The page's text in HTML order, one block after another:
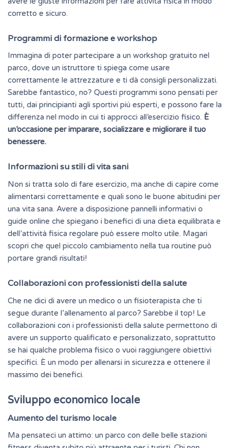
corretto e sicuro.
Programmi di formazione e workshop
Immagina di poter partecipare a un workshop gratuito nel
parco, dove un istruttore ti spiega come usare
correttamente le attrezzature e ti dà consigli personalizzati.
Sarebbe fantastico, no? Questi programmi sono pensati per
tutti, dai principianti agli sportivi più esperti, e possono fare la
differenza nel modo in cui ti approcci all’esercizio fisico. È
un’occasione per imparare, socializzare e migliorare il tuo
benessere.
Informazioni su stili di vita sani
Non si tratta solo di fare esercizio, ma anche di capire come
alimentarsi correttamente e quali sono le buone abitudini per
una vita sana. Avere a disposizione pannelli informativi o
guide online che spiegano i benefici di una dieta equilibrata e
dell’attività fisica regolare può essere molto utile. Magari
scopri che quel piccolo cambiamento nella tua routine può
portare grandi risultati!
Collaborazioni con professionisti della salute
Che ne dici di avere un medico o un fisioterapista che ti
segue durante l’allenamento al parco? Sarebbe il top! Le
collaborazioni con i professionisti della salute permettono di
avere un supporto qualificato e personalizzato, soprattutto
se hai qualche problema fisico o vuoi raggiungere obiettivi
specifici. È un modo per allenarsi in sicurezza e ottenere il
massimo dei benefici.
Sviluppo economico locale
Aumento del turismo locale
Ma pensateci un attimo: un parco con delle belle stazioni